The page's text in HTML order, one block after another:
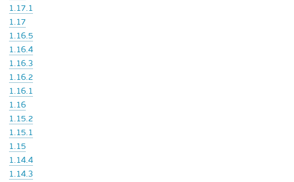
1.17.1
1.17
1.16.5
1.16.4
1.16.3
1.16.2
1.16.1
1.16
1.15.2
1.15.1
1.15
1.14.4
1.14.3